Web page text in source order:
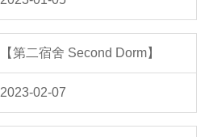
【第二宿舍 Second Dorm】
2023-02-07